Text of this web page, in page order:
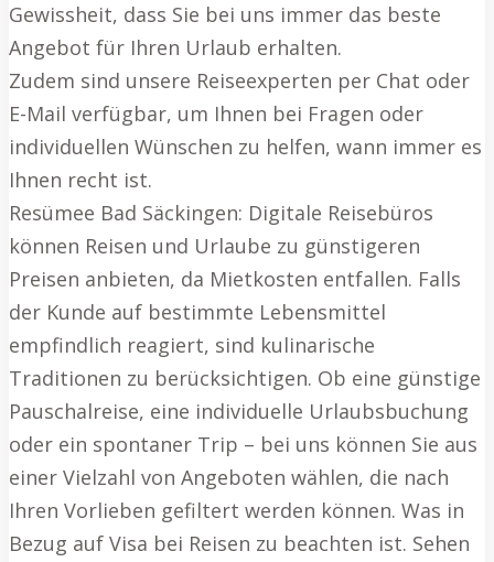
Gewissheit, dass Sie bei uns immer das beste
Angebot für Ihren Urlaub erhalten.
Zudem sind unsere Reiseexperten per Chat oder
E-Mail verfügbar, um Ihnen bei Fragen oder
individuellen Wünschen zu helfen, wann immer es
Ihnen recht ist.
Resümee Bad Säckingen: Digitale Reisebüros
können Reisen und Urlaube zu günstigeren
Preisen anbieten, da Mietkosten entfallen. Falls
der Kunde auf bestimmte Lebensmittel
empfindlich reagiert, sind kulinarische
Traditionen zu berücksichtigen. Ob eine günstige
Pauschalreise, eine individuelle Urlaubsbuchung
oder ein spontaner Trip – bei uns können Sie aus
einer Vielzahl von Angeboten wählen, die nach
Ihren Vorlieben gefiltert werden können. Was in
Bezug auf Visa bei Reisen zu beachten ist. Sehen